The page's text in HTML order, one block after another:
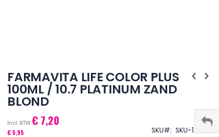
naar
het
begin
van
de
afbeeldingen-
gallerij
FARMAVITA LIFE COLOR PLUS
100ML / 10.7 PLATINUM ZAND
BLOND
€ 7,20
€ 5,95 SKU SKU-14654